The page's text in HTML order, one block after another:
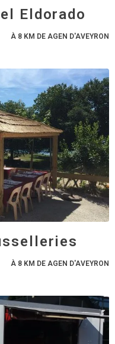
Eldorado
À 8 KM DE AGEN D'AVEYRON
À 8 KM DE AGEN D'AVEYRON